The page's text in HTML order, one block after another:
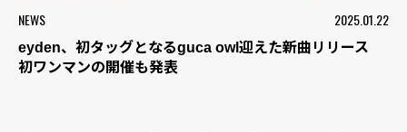
NEWS 2025.01.22
eyden、初タッグとなるguca owl迎えた新曲リリース
初ワンマンの開催も発表